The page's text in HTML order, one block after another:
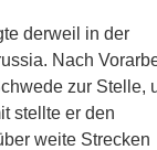
derweil in der
Nach
zur Stelle,
stellte er den
weite Strecken